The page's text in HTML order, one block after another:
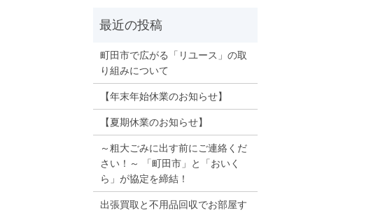
町田市で広がる「リユース」の取
り組みについて
【年末年始休業のお知らせ】
【夏期休業のお知らせ】
～粗大ごみに出す前にご連絡くだ
さい！～ 「町田市」と「おいく
ら」が協定を締結！
出張買取と不用品回収でお部屋す